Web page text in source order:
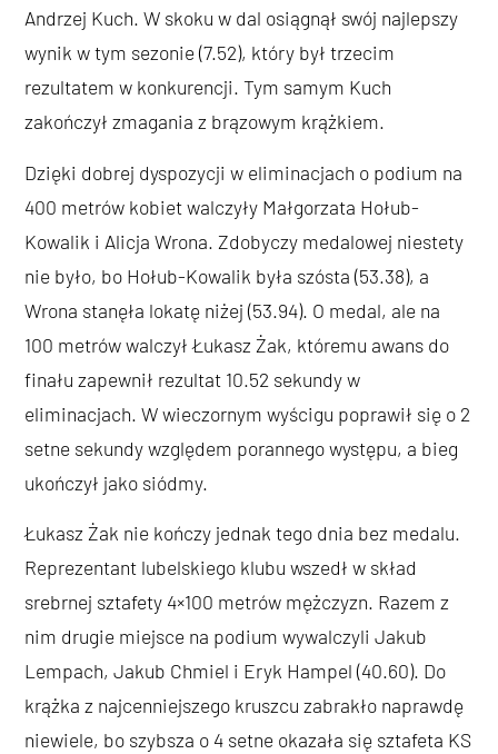
Andrzej Kuch. W skoku w dal osiągnął swój najlepszy
wynik w tym sezonie (7.52), który był trzecim
rezultatem w konkurencji. Tym samym Kuch
zakończył zmagania z brązowym krążkiem.
Dzięki dobrej dyspozycji w eliminacjach o podium na
400 metrów kobiet walczyły Małgorzata Hołub-
Kowalik i Alicja Wrona. Zdobyczy medalowej niestety
nie było, bo Hołub-Kowalik była szósta (53.38), a
Wrona stanęła lokatę niżej (53.94). O medal, ale na
100 metrów walczył Łukasz Żak, któremu awans do
finału zapewnił rezultat 10.52 sekundy w
eliminacjach. W wieczornym wyścigu poprawił się o 2
setne sekundy względem porannego występu, a bieg
ukończył jako siódmy.
Łukasz Żak nie kończy jednak tego dnia bez medalu.
Reprezentant lubelskiego klubu wszedł w skład
srebrnej sztafety 4×100 metrów mężczyzn. Razem z
nim drugie miejsce na podium wywalczyli Jakub
Lempach, Jakub Chmiel i Eryk Hampel (40.60). Do
krążka z najcenniejszego kruszcu zabrakło naprawdę
niewiele, bo szybsza o 4 setne okazała się sztafeta KS